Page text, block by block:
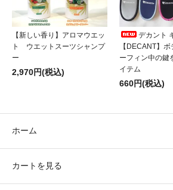
【新しい香り】アロマウエッ
ト ウエットスーツシャンプ
ー
2,970円(税込)
デカント
【DECANT】
ーフィン中の鍵
イテム
660円(税込)
ホーム
カートを見る